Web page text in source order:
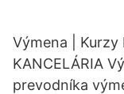
Výmena | Kurzy
KANCELÁRIA
prevodníka